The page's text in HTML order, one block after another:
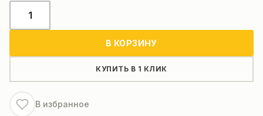
товара
стола
буровой
установки
В КОРЗИНУ
КУПИТЬ В 1 КЛИК
В избранное